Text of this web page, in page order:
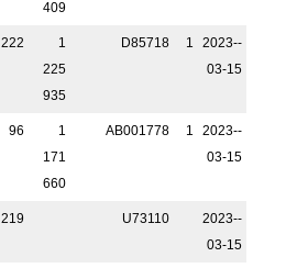
409
222
1
225
935
D85718 1
2023-­
03-15
96
1
171
660
AB001778 1
2023-­
03-15
219 U73110
2023-­
03-15